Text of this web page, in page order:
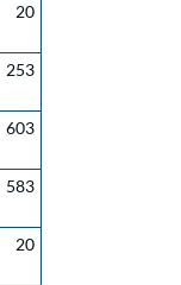
20
253
603
583
20